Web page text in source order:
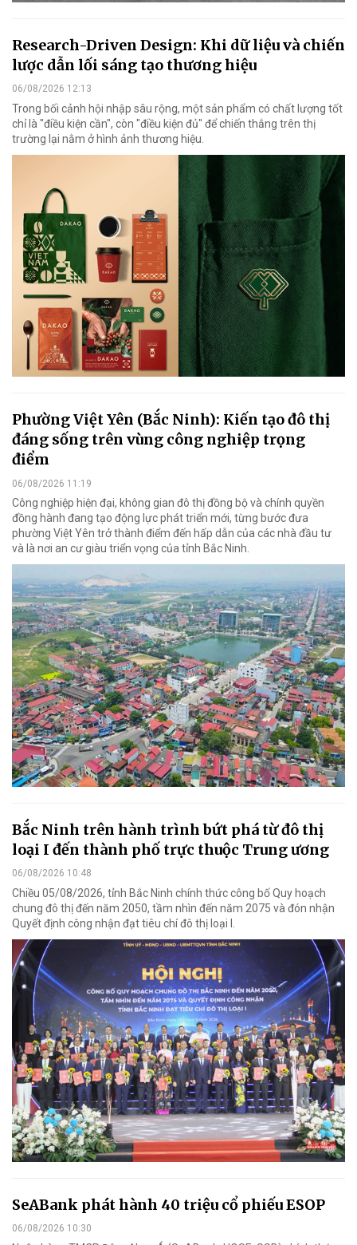
Research-Driven Design: Khi dữ liệu và chiến
lược dẫn lối sáng tạo thương hiệu
06/08/2026 12:13
Trong bối cảnh hội nhập sâu rộng, một sản phẩm có chất lượng tốt
chỉ là "điều kiện cần", còn "điều kiện đủ" để chiến thắng trên thị
trường lại nằm ở hình ảnh thương hiệu.
Phường Việt Yên (Bắc Ninh): Kiến tạo đô thị
đáng sống trên vùng công nghiệp trọng
điểm
06/08/2026 11:19
Công nghiệp hiện đại, không gian đô thị đồng bộ và chính quyền
đồng hành đang tạo động lực phát triển mới, từng bước đưa
phường Việt Yên trở thành điểm đến hấp dẫn của các nhà đầu tư
và là nơi an cư giàu triển vọng của tỉnh Bắc Ninh.
Bắc Ninh trên hành trình bứt phá từ đô thị
loại I đến thành phố trực thuộc Trung ương
06/08/2026 10:48
Chiều 05/08/2026, tỉnh Bắc Ninh chính thức công bố Quy hoạch
chung đô thị đến năm 2050, tầm nhìn đến năm 2075 và đón nhận
Quyết định công nhận đạt tiêu chí đô thị loại I.
SeABank phát hành 40 triệu cổ phiếu ESOP
06/08/2026 10:30